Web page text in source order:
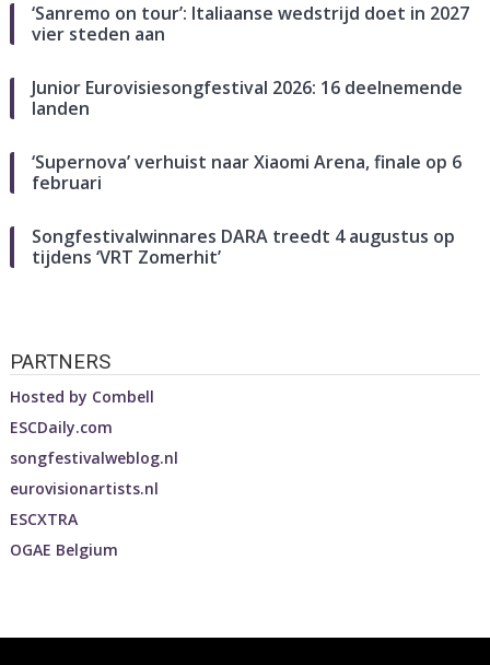
‘Sanremo on tour’: Italiaanse wedstrijd doet in 2027
vier steden aan
Junior Eurovisiesongfestival 2026: 16 deelnemende
landen
‘Supernova’ verhuist naar Xiaomi Arena, finale op 6
februari
Songfestivalwinnares DARA treedt 4 augustus op
tijdens ‘VRT Zomerhit’
PARTNERS
Hosted by Combell
ESCDaily.com
songfestivalweblog.nl
eurovisionartists.nl
ESCXTRA
OGAE Belgium